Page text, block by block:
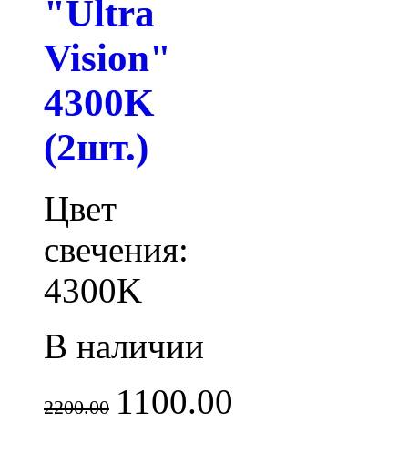
"Ultra
Vision"
4300K
(2шт.)
Цвет
свечения:
4300K
В наличии
2200.00 1100.00